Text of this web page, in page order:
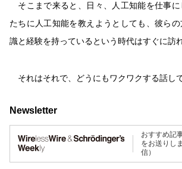
そこまで来ると、日々、人工知能を仕事
たちに人工知能を教えようとしても、彼ら
識と経験を持っているという時代はすぐに訪
それはそれで、どうにもワクワクする話し
Newsletter
おすすめ記
をお送りし
信）